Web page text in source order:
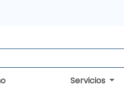
Servicios